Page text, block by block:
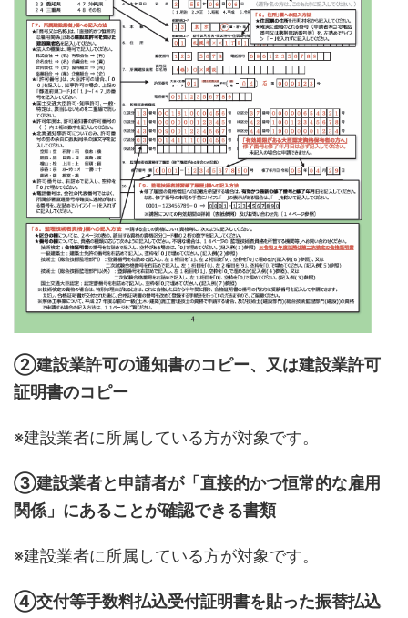
②建設業許可の通知書のコピー、又は建設業許可
証明書のコピー
※建設業者に所属している方が対象です。
③建設業者と申請者が「直接的かつ恒常的な雇用
関係」にあることが確認できる書類
※建設業者に所属している方が対象です。
④交付等手数料払込受付証明書を貼った振替払込